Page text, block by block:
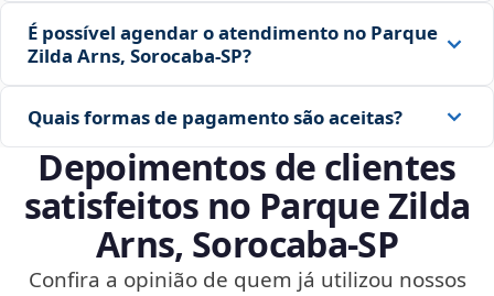
É possível agendar o atendimento no Parque
Zilda Arns, Sorocaba‑SP?
Quais formas de pagamento são aceitas?
Depoimentos de clientes
satisfeitos no Parque Zilda
Arns, Sorocaba‑SP
Confira a opinião de quem já utilizou nossos